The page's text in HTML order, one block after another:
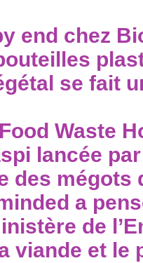
end chez
se fait
Waste
lancée
des mégots
a
de
viande et le